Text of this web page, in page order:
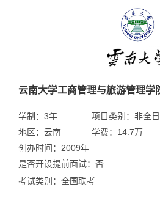
云南大学工商管理与旅游管理学
学制：3年
地区：云南
项目类别：非全日
学费：14.7万
创办时间：2009年
是否开设提前面试：否
考试类别：全国联考